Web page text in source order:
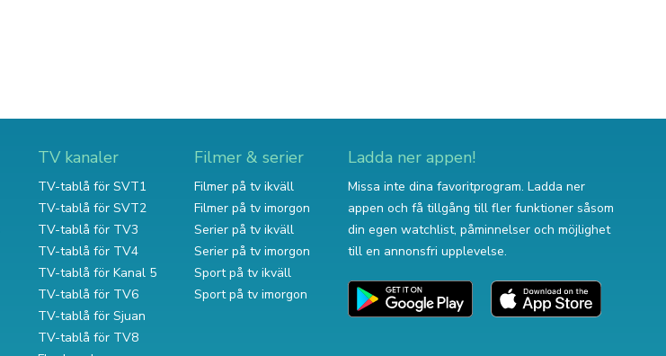
TV kanaler
TV-tablå för SVT1
TV-tablå för SVT2
TV-tablå för TV3
TV-tablå för TV4
TV-tablå för Kanal 5
TV-tablå för TV6
TV-tablå för Sjuan
TV-tablå för TV8
Filmer & serier
Filmer på tv ikväll
Filmer på tv imorgon
Serier på tv ikväll
Serier på tv imorgon
Sport på tv ikväll
Sport på tv imorgon
Ladda ner appen!
Missa inte dina favoritprogram. Ladda ner
appen och få tillgång till fler funktioner såsom
din egen watchlist, påminnelser och möjlighet
till en annonsfri upplevelse.